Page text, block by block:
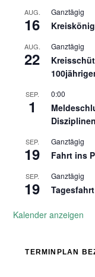
AUG.
16
Ganztägig
AUG.
22
Ganztägig
SEP.
1
0:00
SEP.
19
Ganztägig
Fahrt ins
SEP.
19
Ganztägig
Kalender anzeigen
TERMINPLAN